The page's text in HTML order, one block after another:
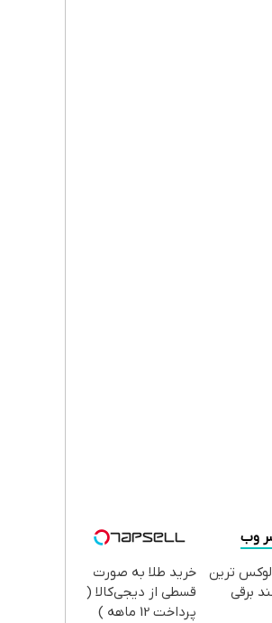
وب
IM LS7 لوکس ترین
برقی
خرید طلا به صورت
قسطی از دیجی‌کالا (
پرداخت 12 ماهه )